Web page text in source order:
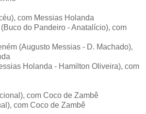
com Messias Holanda
do Pandeiro - Anatalício), com
(Augusto Messias - D. Machado),
Holanda - Hamilton Oliveira), com
com Coco de Zambê
com Coco de Zambê